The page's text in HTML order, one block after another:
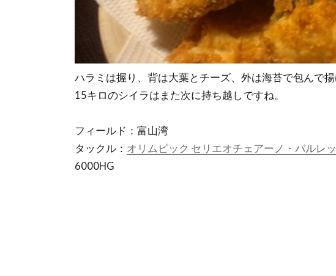
ハラミは握り、背は大葉とチーズ、外は海苔で包んで揚
15キロのシイラはまた次に持ち越しですね。
フィールド：富山湾
タックル： オリムピック セリエオチェアーノ・バルレ
6000HG